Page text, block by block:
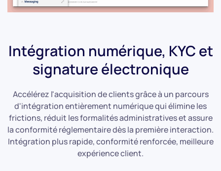
Intégration numérique, KYC et
signature électronique
Accélérez l'acquisition de clients grâce à un parcours
d'intégration entièrement numérique qui élimine les
frictions, réduit les formalités administratives et assure
la conformité réglementaire dès la première interaction.
Intégration plus rapide, conformité renforcée, meilleure
expérience client.